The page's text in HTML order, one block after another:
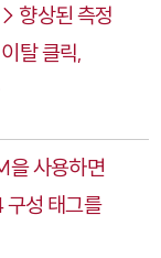
향상된 측정
탈 클릭,
사용하면
성 태그를